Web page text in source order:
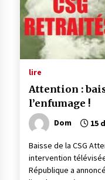
lire
Attention :
l’enfumage !
Dom 15
Baisse de la CSG
intervention
République a